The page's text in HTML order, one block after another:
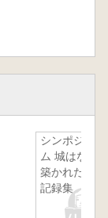
シンポジウ
ム 城はなぜ
築かれたか
記録集